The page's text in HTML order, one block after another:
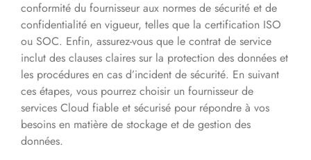
conformité du fournisseur aux normes de sécurité et de
confidentialité en vigueur, telles que la certification ISO
ou SOC. Enfin, assurez-vous que le contrat de service
inclut des clauses claires sur la protection des données et
les procédures en cas d’incident de sécurité. En suivant
ces étapes, vous pourrez choisir un fournisseur de
services Cloud fiable et sécurisé pour répondre à vos
besoins en matière de stockage et de gestion des
données.